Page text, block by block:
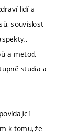
lidí a
souvislost
a metod,
studia a
k tomu, že